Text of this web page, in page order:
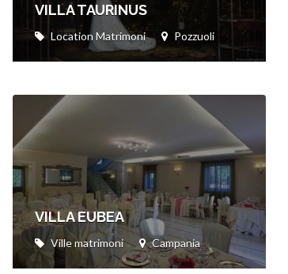
VILLA TAURINUS
Location Matrimoni Pozzuoli
VILLA EUBEA
Ville matrimoni Campania